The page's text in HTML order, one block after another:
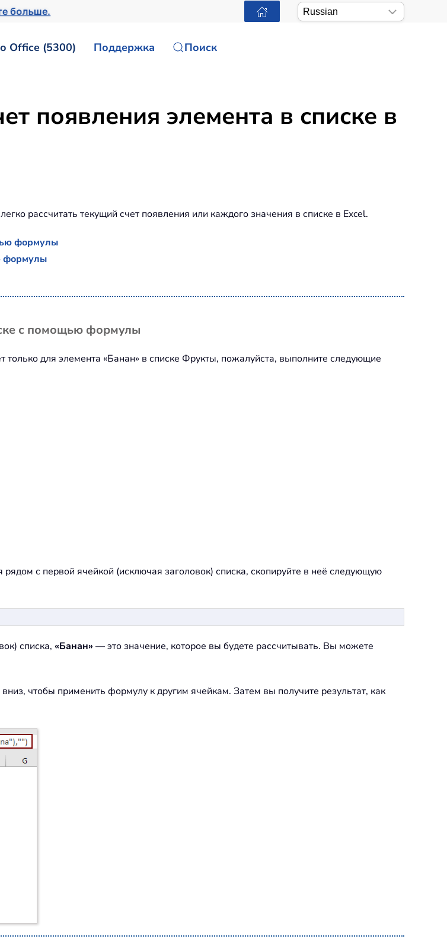
больше.
Office (5300) Поддержка Поиск
появления элемента в списке в
рассчитать текущий счет появления или каждого значения в списке в Excel.
формулы
формулы
с помощью формулы
только для элемента «Банан» в списке Фрукты, пожалуйста, выполните следующие
с первой ячейкой (исключая заголовок) списка, скопируйте в неё следующую
списка, «Банан» — это значение, которое вы будете рассчитывать. Вы можете
вниз, чтобы применить формулу к другим ячейкам. Затем вы получите результат, как